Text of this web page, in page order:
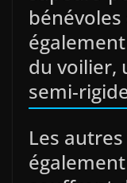
bénévoles
du voilier,
semi-
Les